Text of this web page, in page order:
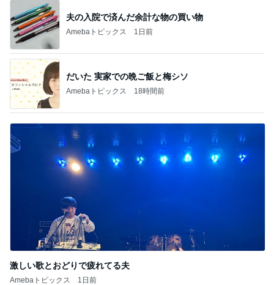
夫の入院で済んだ余計な物の買い物
Amebaトピックス 1日前
だいた 実家での晩ご飯と梅シソ
Amebaトピックス 18時間前
激しい歌とおどりで疲れてる夫
Amebaトピックス 1日前